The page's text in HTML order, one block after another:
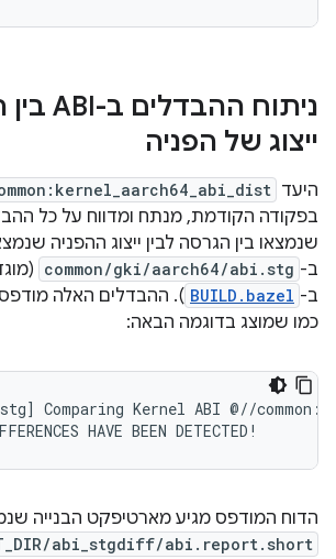
ייצוג של הפניה
היעד
שנמצאו בין הגרסה לבין ייצוג ההפניה
ב- common/gki/aarch64/abi.stg
ב- BUILD.bazel ). ההבדלים האלה
כמו שמוצג בדוגמה הבאה:
Comparing Kernel ABI @//
הדוח המודפס מגיע מארטיפקט הבנייה
abi_stgdiff/abi.report.short